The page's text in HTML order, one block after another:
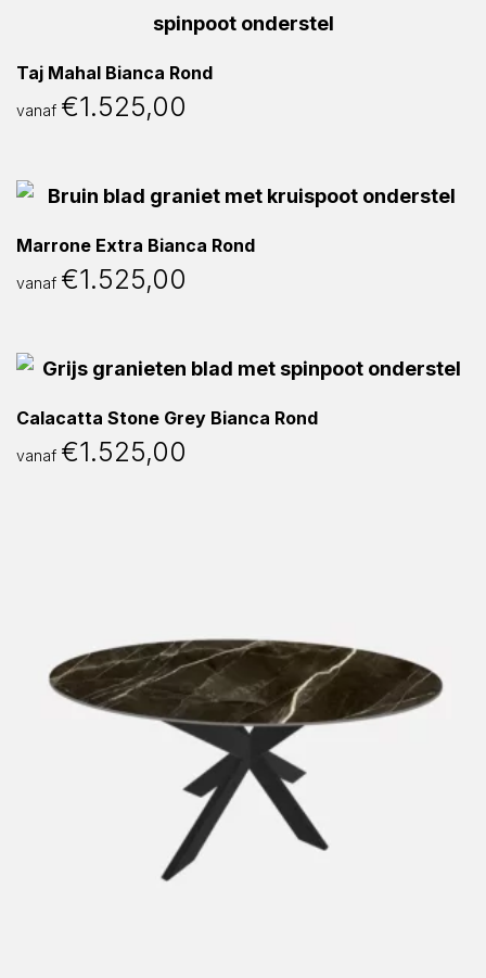
Taj Mahal Bianca Rond
vanaf €1.525,00
Marrone Extra Bianca Rond
vanaf €1.525,00
Calacatta Stone Grey Bianca Rond
vanaf €1.525,00